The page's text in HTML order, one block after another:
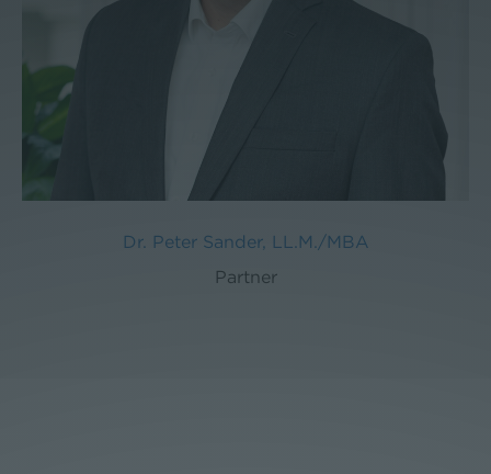
Dr. Peter Sander, LL.M./MBA
Partner